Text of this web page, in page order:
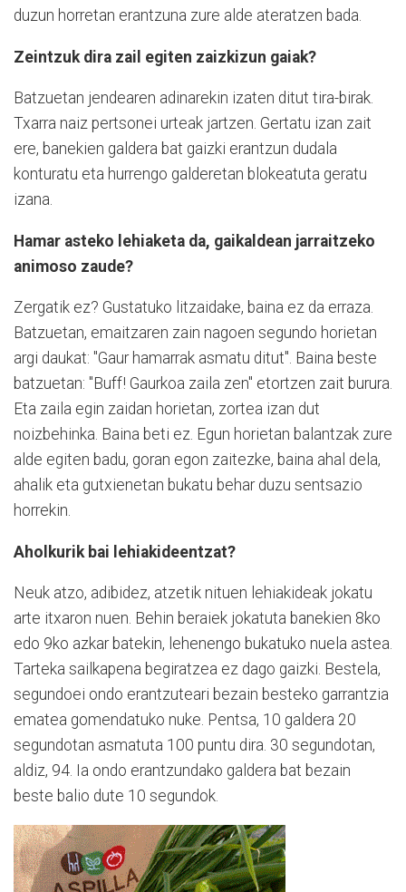
duzun horretan erantzuna zure alde ateratzen bada.
Zeintzuk dira zail egiten zaizkizun gaiak?
Batzuetan jendearen adinarekin izaten ditut tira-birak.
Txarra naiz pertsonei urteak jartzen. Gertatu izan zait
ere, banekien galdera bat gaizki erantzun dudala
konturatu eta hurrengo galderetan blokeatuta geratu
izana.
Hamar asteko lehiaketa da, gaikaldean jarraitzeko
animoso zaude?
Zergatik ez? Gustatuko litzaidake, baina ez da erraza.
Batzuetan, emaitzaren zain nagoen segundo horietan
argi daukat: "Gaur hamarrak asmatu ditut". Baina beste
batzuetan: "Buff! Gaurkoa zaila zen" etortzen zait burura.
Eta zaila egin zaidan horietan, zortea izan dut
noizbehinka. Baina beti ez. Egun horietan balantzak zure
alde egiten badu, goran egon zaitezke, baina ahal dela,
ahalik eta gutxienetan bukatu behar duzu sentsazio
horrekin.
Aholkurik bai lehiakideentzat?
Neuk atzo, adibidez, atzetik nituen lehiakideak jokatu
arte itxaron nuen. Behin beraiek jokatuta banekien 8ko
edo 9ko azkar batekin, lehenengo bukatuko nuela astea.
Tarteka sailkapena begiratzea ez dago gaizki. Bestela,
segundoei ondo erantzuteari bezain besteko garrantzia
ematea gomendatuko nuke. Pentsa, 10 galdera 20
segundotan asmatuta 100 puntu dira. 30 segundotan,
aldiz, 94. Ia ondo erantzundako galdera bat bezain
beste balio dute 10 segundok.